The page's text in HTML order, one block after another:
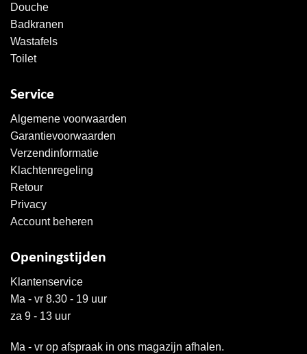
Douche
Badkranen
Wastafels
Toilet
Service
Algemene voorwaarden
Garantievoorwaarden
Verzendinformatie
Klachtenregeling
Retour
Privacy
Account beheren
Openingstijden
Klantenservice
Ma - vr 8.30 - 19 uur
za 9 - 13 uur
Ma - vr op afspraak in ons magazijn afhalen.